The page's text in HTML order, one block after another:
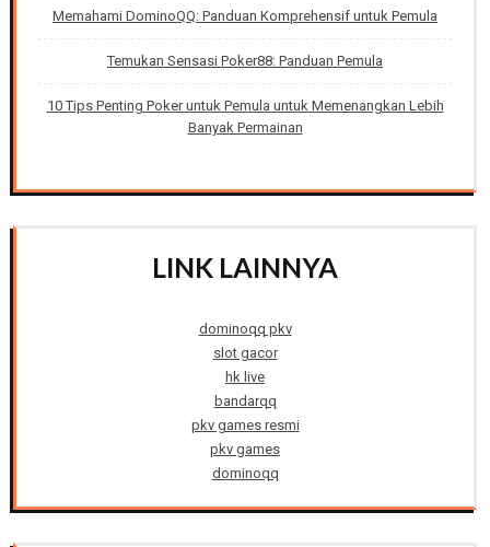
Memahami DominoQQ: Panduan Komprehensif untuk Pemula
Temukan Sensasi Poker88: Panduan Pemula
10 Tips Penting Poker untuk Pemula untuk Memenangkan Lebih
Banyak Permainan
LINK LAINNYA
dominoqq pkv
slot gacor
hk live
bandarqq
pkv games resmi
pkv games
dominoqq